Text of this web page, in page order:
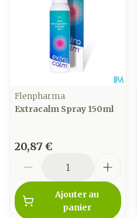
Flenpharma
Extracalm Spray 150ml
20,87 €
Ajouter au
panier